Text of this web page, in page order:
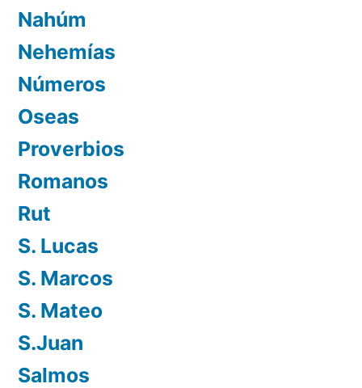
Nahúm
Nehemías
Números
Oseas
Proverbios
Romanos
Rut
S. Lucas
S. Marcos
S. Mateo
S.Juan
Salmos